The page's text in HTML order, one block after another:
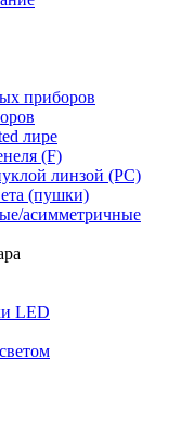
приборов
лире
(F)
линзой (PC)
(пушки)
асимметричные
LED